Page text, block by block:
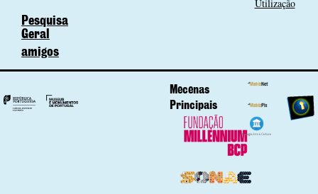
Utilização
Pesquisa
Geral
amigos
Mecenas
Principais